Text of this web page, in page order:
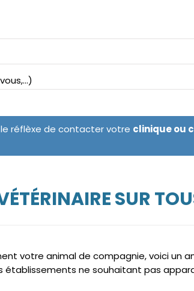
réflèxe de contacter votre clinique ou
SUR
votre animal de compagnie, voici un
établissements ne souhaitant pas